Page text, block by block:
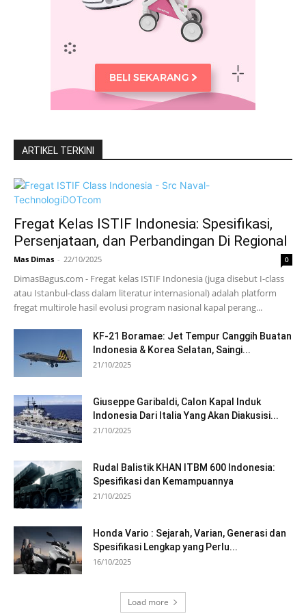
ARTIKEL TERKINI
Fregat Kelas ISTIF Indonesia: Spesifikasi,
Persenjataan, dan Perbandingan Di Regional
Mas Dimas - 22/10/2025 0
DimasBagus.com - Fregat kelas ISTIF Indonesia (juga disebut I-class
atau Istanbul-class dalam literatur internasional) adalah platform
fregat multirole hasil evolusi program nasional kapal perang...
KF-21 Boramae: Jet Tempur Canggih Buatan
Indonesia & Korea Selatan, Saingi...
21/10/2025
Giuseppe Garibaldi, Calon Kapal Induk
Indonesia Dari Italia Yang Akan Diakusisi...
21/10/2025
Rudal Balistik KHAN ITBM 600 Indonesia:
Spesifikasi dan Kemampuannya
21/10/2025
Honda Vario : Sejarah, Varian, Generasi dan
Spesifikasi Lengkap yang Perlu...
16/10/2025
Load more